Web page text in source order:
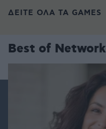
ΔΕΙΤΕ ΟΛΑ ΤΑ GAMES
Best of Network